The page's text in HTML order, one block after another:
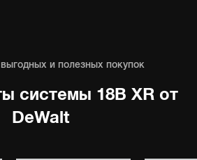
и полезных покупок
системы 18В XR от
DeWalt